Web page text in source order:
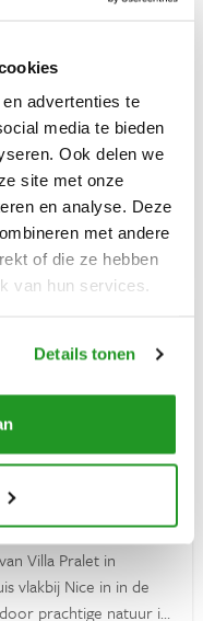
advertenties te
media te bieden
Ook delen we
site met onze
en analyse. Deze
met andere
of die ze hebben
van hun services.
Details tonen
en bevindt zich
Bergerac. De twee
personen, het grote
aan 5 personen. Als u
persoons huis niet
een omheind
uitzicht over de vallei
2
d'Azur)
Villa Pralet in
vlakbij Nice in in de
prachtige natuur is
99 23